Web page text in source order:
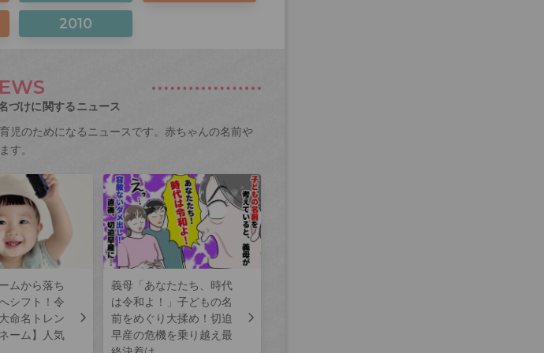
2010
づけに関するニュース
児のためになるニュースです。赤ちゃんの名前や
す。
ムから落ち
シフト！令
命名トレン
ーム】人気
義母「あなたたち、時代
は令和よ！」子どもの名
前をめぐり大揉め！切迫
早産の危機を乗り越え最